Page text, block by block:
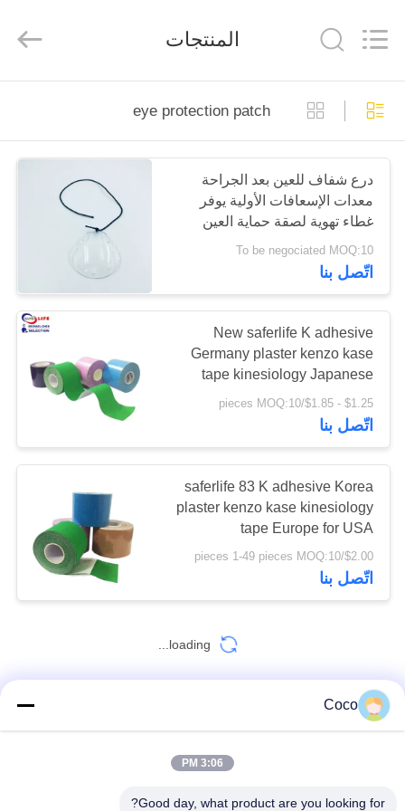
المنزل
المنتجات
حولنا
جولة
في
المصنع
مراقبة
الجودة
اتصل
أخبار
اطلب
اقتباس
الموقع
Co.,
Ltd..
Reserved.
المنتجات
eye protection patch
درع شفاف للعين بعد الجراحة
معدات الإسعافات الأولية يوفر
غطاء تهوية لصقة حماية العين
To be negociated MOQ:10
اتّصل بنا
New saferlife K adhesive
Germany plaster kenzo kase
tape kinesiology Japanese
$1.25 - $1.85/pieces MOQ:10
اتّصل بنا
saferlife 83 K adhesive Korea
plaster kenzo kase kinesiology
tape Europe for USA
$2.00/pieces 1-49 pieces MOQ:10
اتّصل بنا
loading...
Coco
3:06 PM
Good day, what product are you looking for?